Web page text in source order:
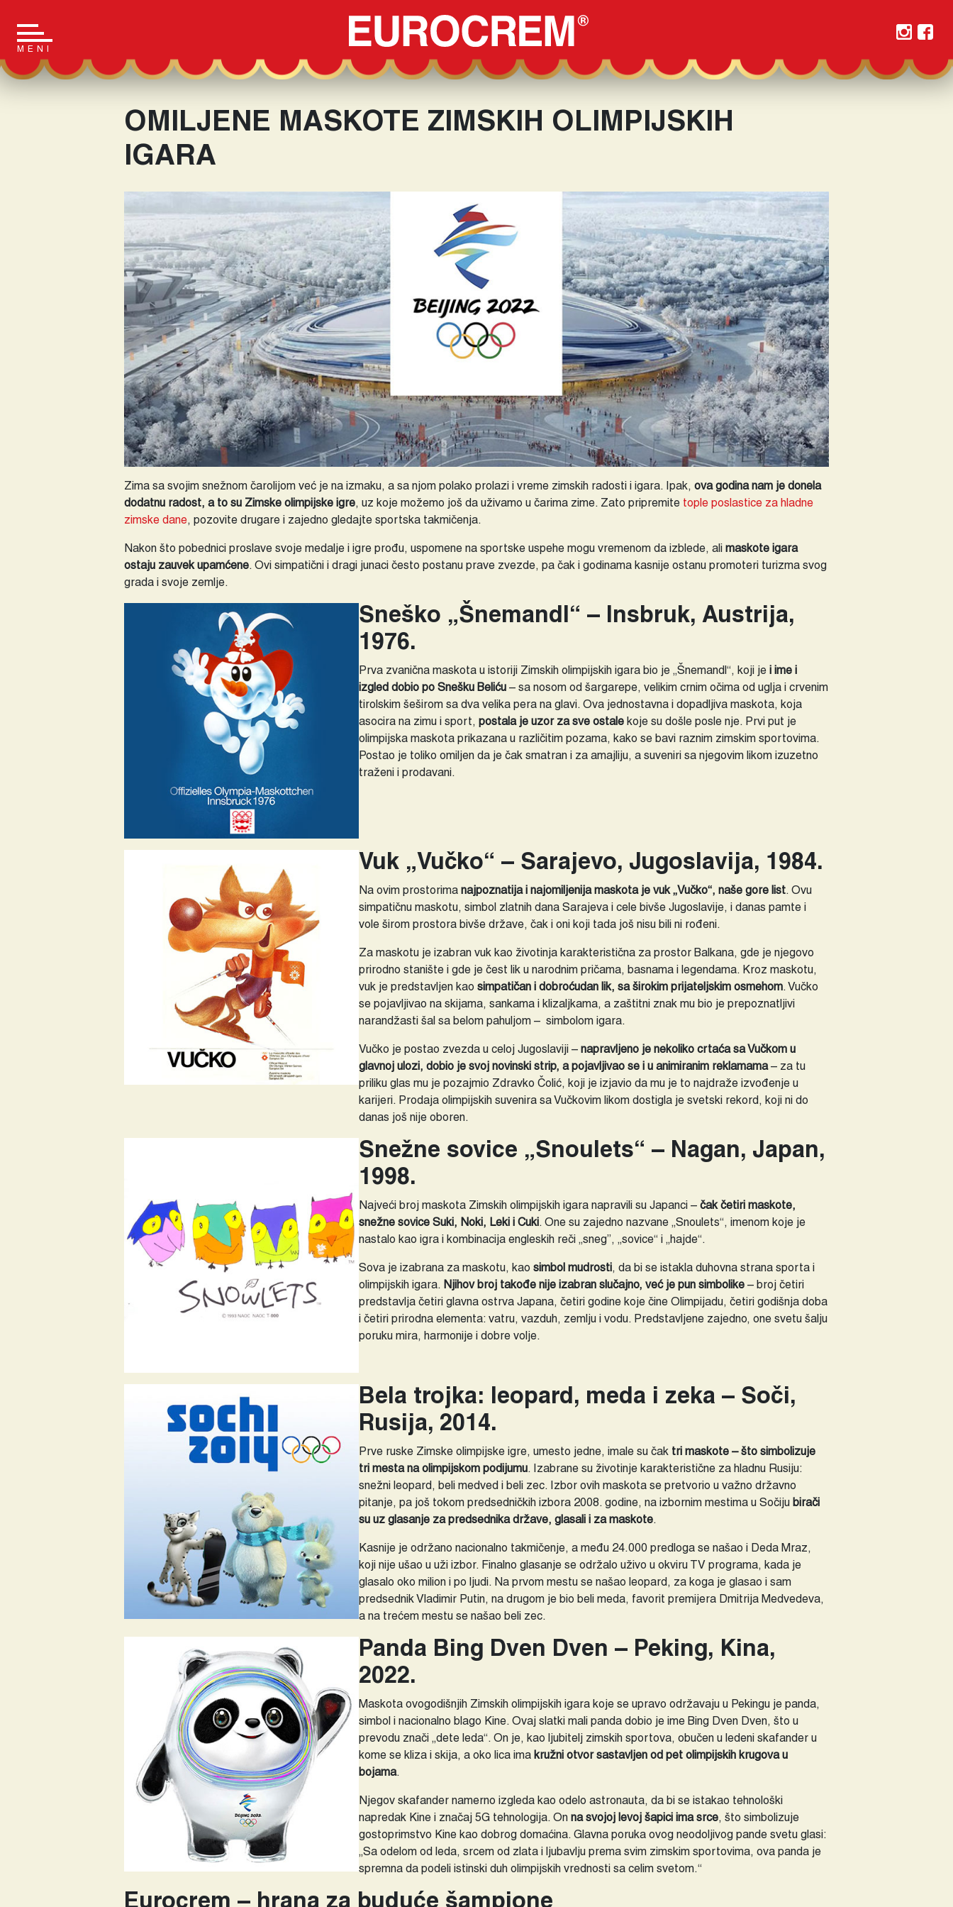
Main Navigation
MENI
OMILJENE MASKOTE ZIMSKIH OLIMPIJSKIH
IGARA
Zima sa svojim snežnom čarolijom već je na izmaku, a sa njom polako prolazi i vreme zimskih radosti i igara. Ipak, ova godina nam je donela
dodatnu radost, a to su Zimske olimpijske igre, uz koje možemo još da uživamo u čarima zime. Zato pripremite tople poslastice za hladne
zimske dane, pozovite drugare i zajedno gledajte sportska takmičenja.
Nakon što pobednici proslave svoje medalje i igre prođu, uspomene na sportske uspehe mogu vremenom da izblede, ali
maskote igara
ostaju zauvek upamćene. Ovi simpatični i dragi junaci često postanu prave zvezde, pa čak i godinama kasnije ostanu promoteri turizma svog
grada i svoje zemlje.
Sneško „Šnemandl“ – Insbruk, Austrija,
1976.
Prva zvanična maskota u istoriji Zimskih olimpijskih igara bio je „Šnemandl“, koji je
i ime i
izgled dobio po Snešku Beliću– sa nosom od šargarepe, velikim crnim očima od uglja i crvenim
tirolskim šeširom sa dva velika pera na glavi. Ova jednostavna i dopadljiva maskota, koja
asocira na zimu i sport, postala je uzor za sve ostale koje su došle posle nje. Prvi put je
olimpijska maskota prikazana u različitim pozama, kako se bavi raznim zimskim sportovima.
Postao je toliko omiljen da je čak smatran i za amajliju, a suveniri sa njegovim likom izuzetno
traženi i prodavani.
Vuk „Vučko“ – Sarajevo, Jugoslavija, 1984.
Na ovim prostorima najpoznatija i najomiljenija maskota je vuk „Vučko“, naše gore list. Ovu
simpatičnu maskotu, simbol zlatnih dana Sarajeva i cele bivše Jugoslavije, i danas pamte i
vole širom prostora bivše države, čak i oni koji tada još nisu bili ni rođeni.
Za maskotu je izabran vuk kao životinja karakteristična za prostor Balkana, gde je njegovo
prirodno stanište i gde je čest lik u narodnim pričama, basnama i legendama. Kroz maskotu,
vuk je predstavljen kaosimpatičan i dobroćudan lik, sa širokim prijateljskim osmehom. Vučko
se pojavljivao na skijama, sankama i klizaljkama, a zaštitni znak mu bio je prepoznatljivi
narandžasti šal sa belom pahuljom – simbolom igara.
Vučko je postao zvezda u celoj Jugoslaviji – napravljeno je nekoliko crtaća sa Vučkom u
glavnoj ulozi, dobio je svoj novinski strip, a pojavljivao se i u animiranim reklamama– za tu
priliku glas mu je pozajmio Zdravko Čolić, koji je izjavio da mu je to najdraže izvođenje u
karijeri. Prodaja olimpijskih suvenira sa Vučkovim likom dostigla je svetski rekord, koji ni do
danas još nije oboren.
Snežne sovice „Snoulets“ – Nagan, Japan,
1998.
Najveći broj maskota Zimskih olimpijskih igara napravili su Japanci –čak četiri maskote,
snežne sovice Suki, Noki, Leki i Cuki. One su zajedno nazvane „Snoulets“, imenom koje je
nastalo kao igra i kombinacija engleskih reči „sneg”, „sovice“ i „hajde“.
Sova je izabrana za maskotu, kaosimbol mudrosti, da bi se istakla duhovna strana sporta i
olimpijskih igara. Njihov broj takođe nije izabran slučajno, već je pun simbolike – broj četiri
predstavlja četiri glavna ostrva Japana, četiri godine koje čine Olimpijadu, četiri godišnja doba
i četiri prirodna elementa: vatru, vazduh, zemlju i vodu. Predstavljene zajedno, one svetu šalju
poruku mira, harmonije i dobre volje.
Bela trojka: leopard, meda i zeka – Soči,
Rusija, 2014.
Prve ruske Zimske olimpijske igre, umesto jedne, imale su čak tri maskote – što simbolizuje
tri mesta na olimpijskom podijumu. Izabrane su životinje karakteristične za hladnu Rusiju:
snežni leopard, beli medved i beli zec. Izbor ovih maskota se pretvorio u važno državno
pitanje, pa još tokom predsedničkih izbora 2008. godine, na izbornim mestima u Sočiju birači
su uz glasanje za predsednika države, glasali i za maskote.
Kasnije je održano nacionalno takmičenje, a među 24.000 predloga se našao i Deda Mraz,
koji nije ušao u uži izbor. Finalno glasanje se održalo uživo u okviru TV programa, kada je
glasalo oko milion i po ljudi. Na prvom mestu se našao leopard, za koga je glasao i sam
predsednik Vladimir Putin, na drugom je bio beli meda, favorit premijera Dmitrija Medvedeva,
a na trećem mestu se našao beli zec.
Panda Bing Dven Dven – Peking, Kina,
2022.
Maskota ovogodišnjih Zimskih olimpijskih igara koje se upravo održavaju u Pekingu je panda,
simbol i nacionalno blago Kine. Ovaj slatki mali panda dobio je ime Bing Dven Dven, što u
prevodu znači „dete leda“. On je, kao ljubitelj zimskih sportova, obučen u ledeni skafander u
kome se kliza i skija, a oko lica ima kružni otvor sastavljen od pet olimpijskih krugova u
bojama.
Njegov skafander namerno izgleda kao odelo astronauta, da bi se istakao tehnološki
napredak Kine i značaj 5G tehnologija. On na svojoj levoj šapici ima srce, što simbolizuje
gostoprimstvo Kine kao dobrog domaćina. Glavna poruka ovog neodoljivog pande svetu glasi:
„Sa odelom od leda, srcem od zlata i ljubavlju prema svim zimskim sportovima, ova panda je
spremna da podeli istinski duh olimpijskih vrednosti sa celim svetom.“
Eurocrem – hrana za buduće šampione